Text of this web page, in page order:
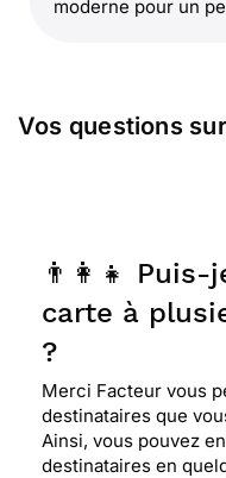
moderne pour un
Vos questions
👨‍👩‍👧
carte à
?
Merci Facteur vous
destinataires que
Ainsi, vous pouvez
destinataires en